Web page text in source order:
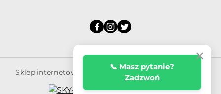
✕
📞 Masz pytanie?
Zadzwoń
Sklep internetowy na oprogramowaniu Sky-Shop.pl